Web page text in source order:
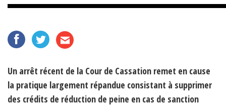
Un arrêt récent de la Cour de Cassation remet en cause
la pratique largement répandue consistant à supprimer
des crédits de réduction de peine en cas de sanction